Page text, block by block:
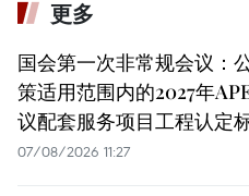
更多
国会第一次非常规会议：
策适用范围内的2027年
议配套服务项目工程认定
07/08/2026 11:27